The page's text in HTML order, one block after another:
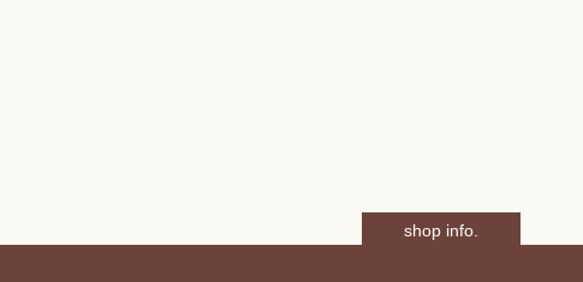
shop info.